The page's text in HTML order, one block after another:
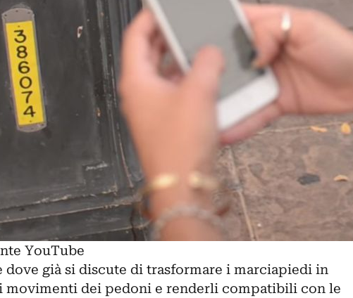
YouTube
già si discute di trasformare i marciapiedi in
movimenti dei pedoni e renderli compatibili con le